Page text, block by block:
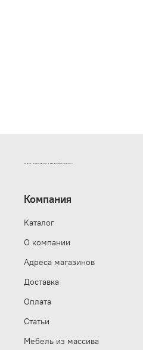
ИНТЕРНЕТ-МАГАЗИН ДВЕРНОЙ И МЕБЕЛЬНОЙ ФУРНИТУРЫ САМ
Компания
Каталог
О компании
Адреса магазинов
Доставка
Оплата
Статьи
Мебель из массива